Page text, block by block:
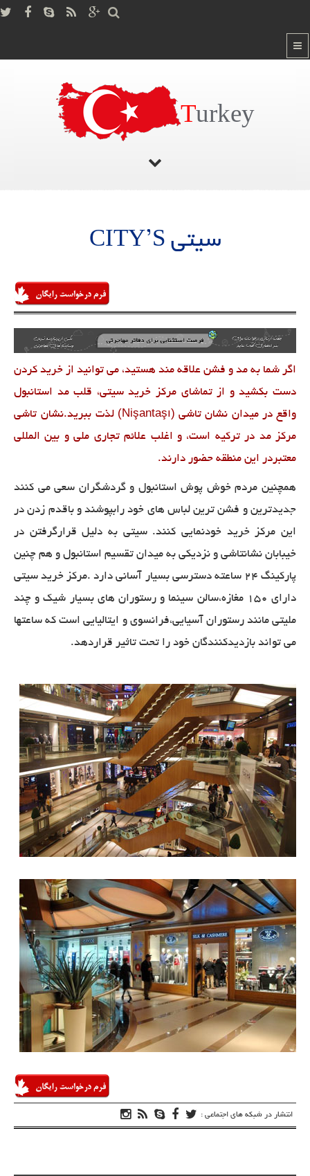
Turkey
سیتی CITY’S
اگر شما به مد و فشن علاقه مند هستید، می توانید از خرید کردن
دست بکشید و از تماشای مرکز خرید سیتی، قلب مد استانبول
واقع در میدان نشان تاشی (Nişantaşı) لذت ببرید.نشان تاشی
مرکز مد در ترکیه است، و اغلب علائم تجاری ملی و بین المللی
معتبردر این منطقه حضور دارند.
همچنین مردم خوش پوش استانبول و گردشگران سعی می کنند
جدیدترین و فشن ترین لباس های خود رابپوشند و باقدم زدن در
این مرکز خرید خودنمایی کنند. سیتی به دلیل قرارگرفتن در
خیبابان نشانتاشی و نزدیکی به میدان تقسیم استانبول و هم چنین
پارکینگ 24 ساعته دسترسی بسیار آسانی دارد .مرکز خرید سیتی
دارای 150 مغازه،سالن سینما و رستوران های بسیار شیک و چند
ملیتی مانند رستوران آسیایی،فرانسوی و ایتالیایی است که ساعتها
می تواند بازدیدکنندگان خود را تحت تاثیر قراردهد.
انتشار در شبکه های اجتماعی :